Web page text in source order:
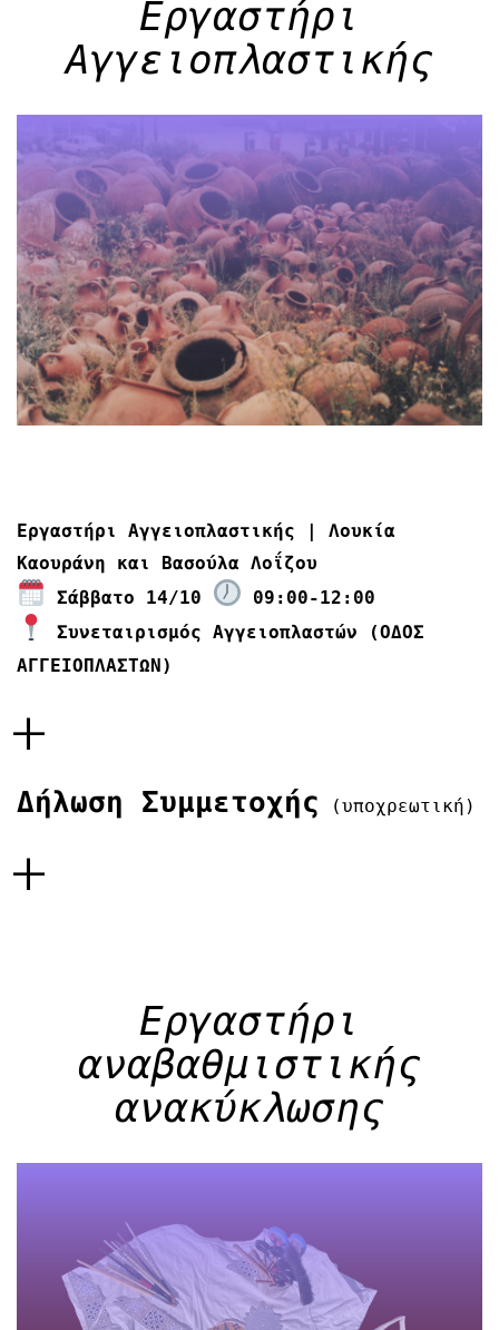
Εργαστήρι
Αγγειοπλαστικής
Εργαστήρι Αγγειοπλαστικής | Λουκία
Καουράνη και Βασούλα Λοΐζου
Σάββατο 14/10
09:00-12:00
Συνεταιρισμός Αγγειοπλαστών (ΟΔΟΣ
ΑΓΓΕΙΟΠΛΑΣΤΩΝ)
+
Δήλωση Συμμετοχής (υποχρεωτική)
+
Εργαστήρι
αναβαθμιστικής
ανακύκλωσης